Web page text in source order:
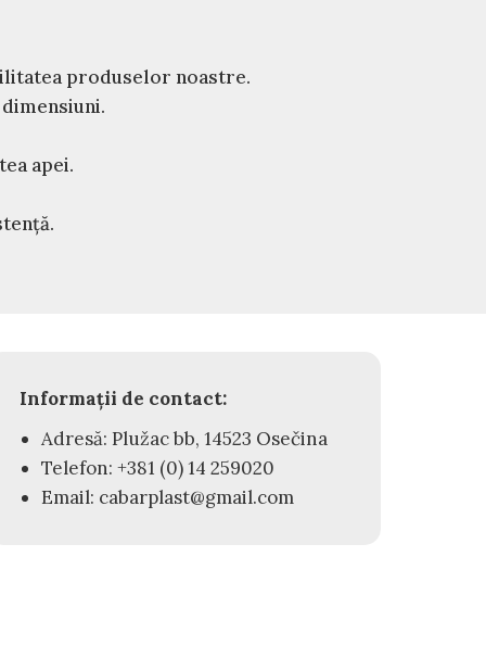
produselor noastre.
apei.
Informații de contact:
Adresă: Plužac bb, 14523 Osečina
Telefon: +381 (0) 14 259020
Email: cabarplast@gmail.com